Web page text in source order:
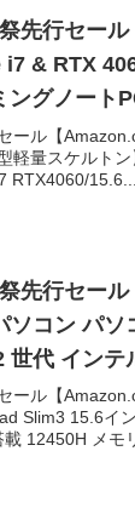
【Amazon.co.jp
& RTX
ングノート
15.6インチ
Windows
ール【
軽量スケルト
RTX4060/15.6...
【Amazon.co.jp
ソコン パソ
世代 イン
メモリ
バッテ
定】
ール【
Slim3 15.6イ
12450H メモ